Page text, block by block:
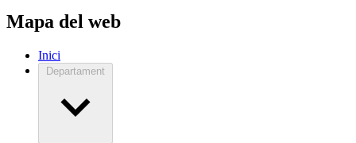
Mapa del web
Inici
Departament